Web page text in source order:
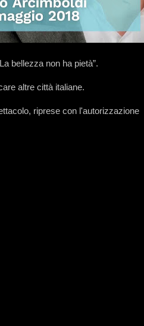
bellezza non ha pietà”.
altre città italiane.
riprese con l'autorizzazione